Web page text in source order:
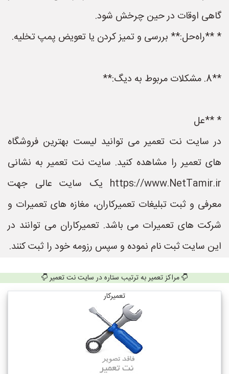
گاهی اوقات در حین چرخش شود.
* **راه‌حل:** بررسی و تمیز کردن یا تعویض پمپ تخلیه.
**8. مشکلات مربوط به دیگ:**
* **عل
در سایت نت تعمیر می توانید لیست بهترین فروشگاه
های تعمیر را مشاهده کنید. سایت نت تعمیر به نشانی
https://www.NetTamir.ir یک سایت عالی جهت
معرفی و ثبت تبلیغات تعمیرکاران، مغازه های تعمیرات و
شرکت های تعمیرات می باشد. تعمیرکاران می توانند در
این سایت ثبت نام نموده و سپس رزومه خود را ثبت کنند.
مراکز تعمیر به ترتیب ستاره در سایت نت تعمیر
تعمیرکار